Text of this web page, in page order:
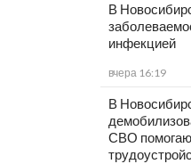
В
инфекцией
вчера 16:19
В
СВО